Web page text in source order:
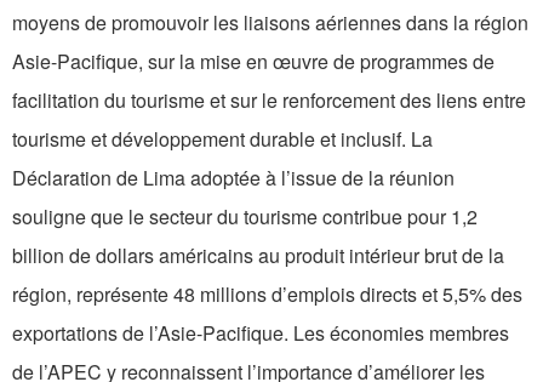
moyens de promouvoir les liaisons aériennes dans la région
Asie-Pacifique, sur la mise en œuvre de programmes de
facilitation du tourisme et sur le renforcement des liens entre
tourisme et développement durable et inclusif. La
Déclaration de Lima adoptée à l’issue de la réunion
souligne que le secteur du tourisme contribue pour 1,2
billion de dollars américains au produit intérieur brut de la
région, représente 48 millions d’emplois directs et 5,5% des
exportations de l’Asie-Pacifique. Les économies membres
de l’APEC y reconnaissent l’importance d’améliorer les